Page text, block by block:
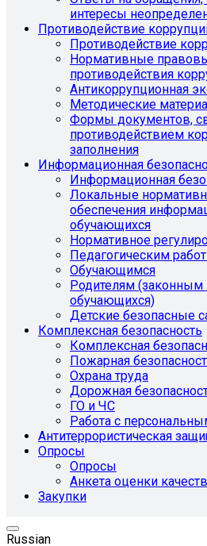
интересы
Противодействие
Противодействие
Нормативные
противодействия
Антикоррупционная
Методические
Формы документов,
противодействием
заполнения
Информационная
Информационная
Локальные
обеспечения
обучающихся
Нормативное
Педагогическим
Обучающимся
Родителям (законным
обучающихся)
Детские безопасные
Комплексная безопасность
Комплексная
Пожарная
Охрана труда
Дорожная
ГО и ЧС
Работа с
Антитеррористическая
Опросы
Опросы
Анкета оценки
Закупки
Russian